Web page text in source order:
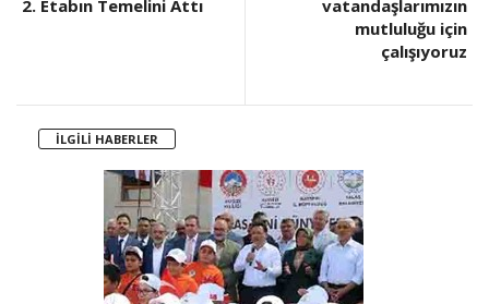
2. Etabın Temelini Attı
vatandaşlarımızın
mutluluğu için
çalışıyoruz
İLGİLİ HABERLER